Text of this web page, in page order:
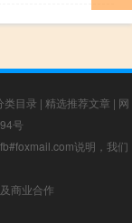
类目录 | 精选推荐文章 | 网
号
说明，我们
商业合作